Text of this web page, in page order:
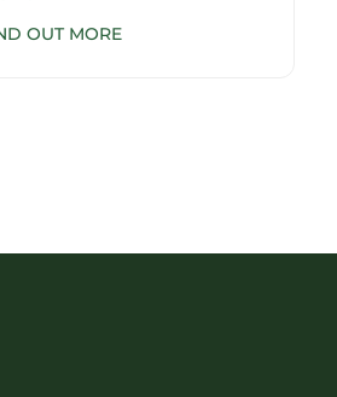
OUT MORE